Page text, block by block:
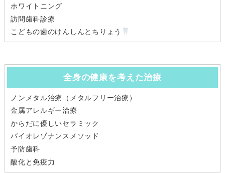
ホワイトニング
訪問歯科診療
こどもの歯のけんしんとちりょう
全身の健康を考えた治療
ノンメタル治療（メタルフリー治療）
金属アレルギー治療
からだに優しいセラミック
バイオレゾナンスメソッド
予防歯科
酸化と免疫力